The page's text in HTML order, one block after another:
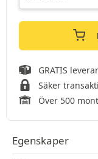
GRATIS
Säker
Över 500
Egenskaper